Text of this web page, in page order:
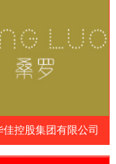
制造商，包括保健食
、原料和配料供应
等。参展国家包括中
利亚、美国、欧洲
保健食品及原料领
业展览会，吸引了来
制造商、医疗器械制
疗耗材供应商和相关
Lagos展览会展示
术和服务，包括医疗
诊断设备、康复设
。参展商可以展示其
和服务，与其他业内
佳控股集团有限公司